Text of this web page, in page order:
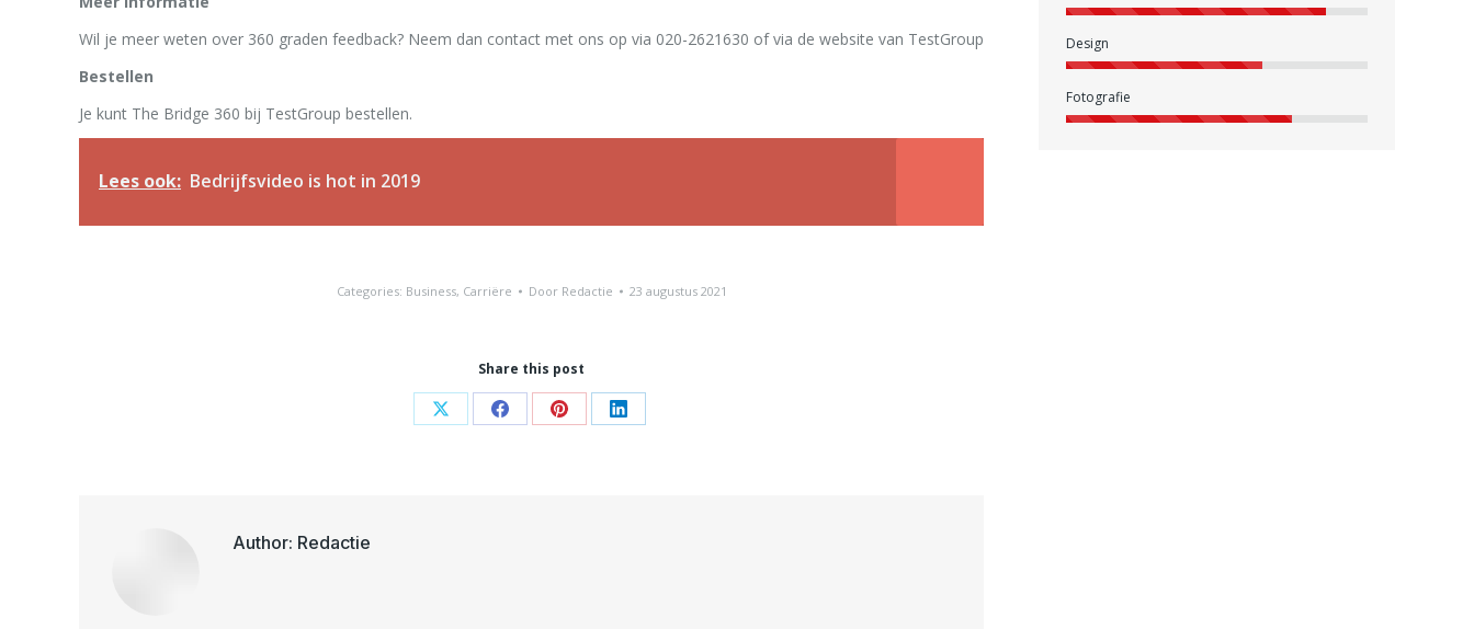
Wil je meer weten over 360 graden feedback? Neem dan contact met ons op via 020-2621630 of via de website van TestGroup
Bestellen
Je kunt The Bridge 360 bij TestGroup bestellen.
Lees ook: Bedrijfsvideo is hot in 2019
Categories: Business, Carriëre Door Redactie 23 augustus 2021
Share this post
Share Share Share Share
Author: Redactie
Design
Fotografie